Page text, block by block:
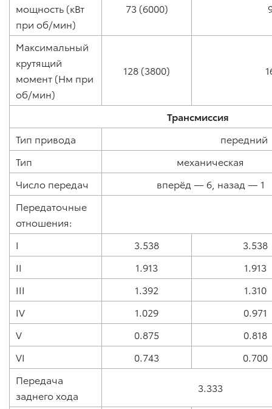
мощность (кВт
при об/мин)
73 (6000)
Максимальный
крутящий
момент (Нм при
об/мин)
128 (3800)
Трансмиссия
Тип привода
передний
Тип
механическая
Число передач
вперёд — 6, назад — 1
Передаточные
отношения:
I
3.538
3.538
II
1.913
1.913
III
1.392
1.310
IV
1.029
0.971
V
0.875
0.818
VI
0.743
0.700
Передача
заднего хода
3.333